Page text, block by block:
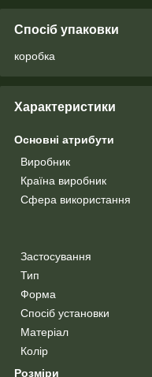
Спосіб упаковки
коробка
Характеристики
Основні атрибути
Виробник
Країна виробник
Сфера використання
Застосування
Тип
Форма
Спосіб установки
Матеріал
Колір
Розміри